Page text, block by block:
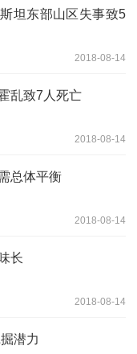
坦东部山区失事致5
2018-08-14
乱致7人死亡
2018-08-14
总体平衡
2018-08-14
长
2018-08-14
潜力